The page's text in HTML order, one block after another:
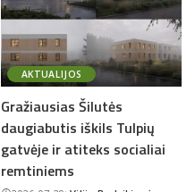
AKTUALIJOS
Gražiausias Šilutės
daugiabutis iškils Tulpių
gatvėje ir atiteks socialiai
remtiniems